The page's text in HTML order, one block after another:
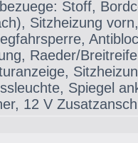
Stoff,
Sitzheizung
Raeder/
Spiegel
12 V